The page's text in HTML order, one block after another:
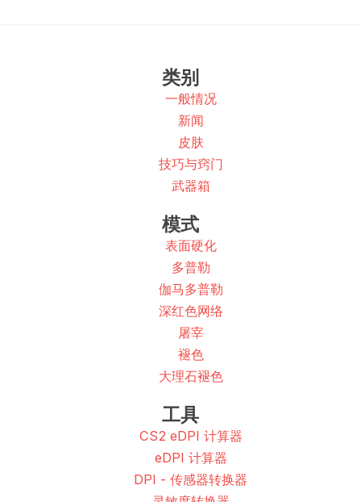
类别
一般情况
新闻
皮肤
技巧与窍门
武器箱
模式
表面硬化
多普勒
伽马多普勒
深红色网络
屠宰
褪色
大理石褪色
工具
CS2 eDPI 计算器
eDPI 计算器
DPI - 传感器转换器